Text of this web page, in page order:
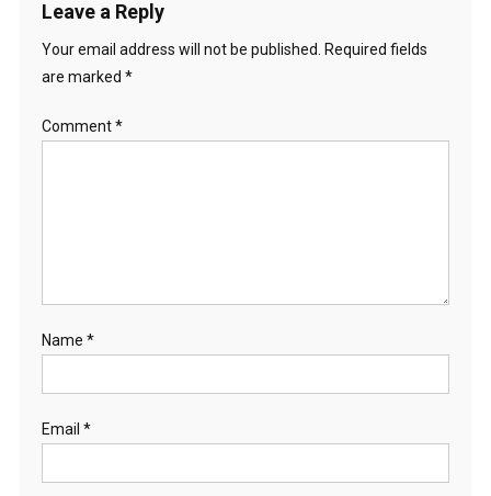
Leave a Reply
Your email address will not be published. Required fields
are marked *
Comment*
Name *
Email *